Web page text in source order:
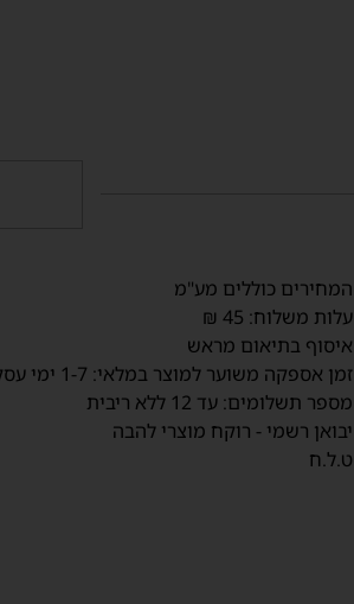
‫המחירים כוללים מע"מ‬
‫עלות משלוח‬: 45 ₪
איסוף בתיאום מראש
זמן אספקה משוער למוצר במלאי: 1-7 ימי עסקים‬
מספר תשלומים: עד 12 ללא ריבית
יבואן רשמי - רוקח מוצרי להבה
ט.ל.ח